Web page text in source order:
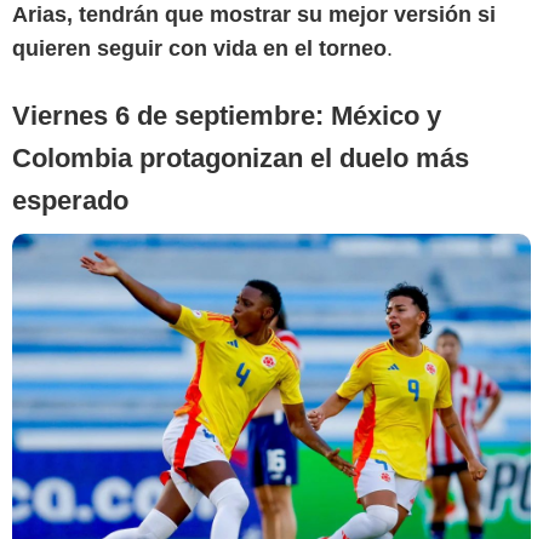
Arias, tendrán que mostrar su mejor versión si
quieren seguir con vida en el torneo.
Viernes 6 de septiembre: México y
Colombia protagonizan el duelo más
esperado